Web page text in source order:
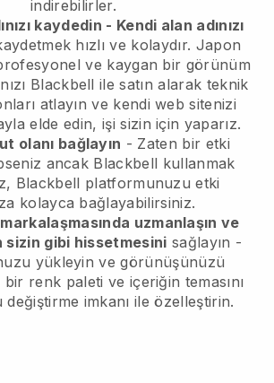
indirebilirler.
kaydedin - Kendi alan adınızı
hızlı ve kolaydır. Japon
ve kaygan bir görünüm
Blackbell ile satın alarak teknik
atlayın ve kendi web sitenizi
elde edin, işi sizin için yaparız.
olanı bağlayın - Zaten bir etki
ancak Blackbell kullanmak
Blackbell platformunuzu etki
kolayca bağlayabilirsiniz.
uzmanlaşın ve
sizin gibi hissetmesini sağlayın -
yükleyin ve görünüşünüzü
renk paleti ve içeriğin temasını
imkanı ile özelleştirin.